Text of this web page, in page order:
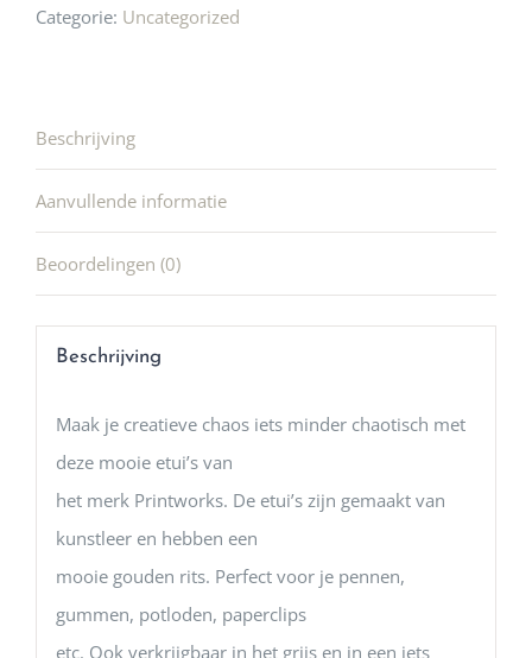
Categorie: Uncategorized
Beschrijving
Aanvullende informatie
Beoordelingen (0)
Beschrijving
Maak je creatieve chaos iets minder chaotisch met
deze mooie etui’s van
het merk Printworks. De etui’s zijn gemaakt van
kunstleer en hebben een
mooie gouden rits. Perfect voor je pennen,
gummen, potloden, paperclips
etc. Ook verkrijgbaar in het grijs en in een iets